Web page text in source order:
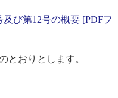
び第12号の概要 [PDFフ
とおりとします。